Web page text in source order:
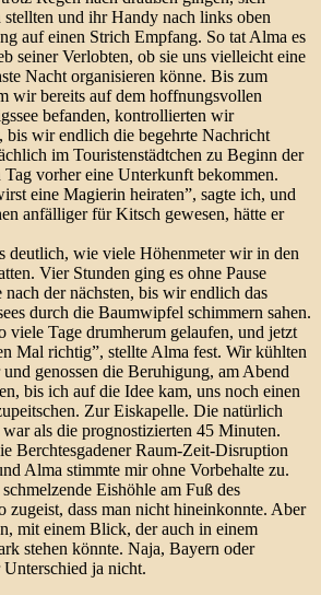
und ihr Handy nach links oben
auf einen Strich Empfang. So tat Alma es
seiner Verlobten, ob sie uns vielleicht eine
Nacht organisieren könne. Bis zum
wir bereits auf dem hoffnungsvollen
befanden, kontrollierten wir
bis wir endlich die begehrte Nachricht
im Touristenstädtchen zu Beginn der
vorher eine Unterkunft bekommen.
eine Magierin heiraten”, sagte ich, und
anfälliger für Kitsch gewesen, hätte er
deutlich, wie viele Höhenmeter wir in den
Vier Stunden ging es ohne Pause
nach der nächsten, bis wir endlich das
durch die Baumwipfel schimmern sahen.
viele Tage drumherum gelaufen, und jetzt
Mal richtig”, stellte Alma fest. Wir kühlten
und genossen die Beruhigung, am Abend
bis ich auf die Idee kam, uns noch einen
Zur Eiskapelle. Die natürlich
als die prognostizierten 45 Minuten.
Berchtesgadener Raum-Zeit-Disruption
Alma stimmte mir ohne Vorbehalte zu.
Eishöhle am Fuß des
zugeist, dass man nicht hineinkonnte. Aber
mit einem Blick, der auch in einem
stehen könnte. Naja, Bayern oder
ja nicht.